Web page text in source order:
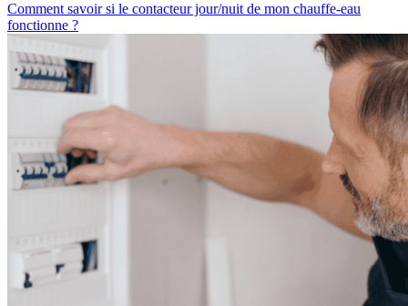
Comment savoir si le contacteur jour/nuit de mon chauffe-eau
fonctionne ?